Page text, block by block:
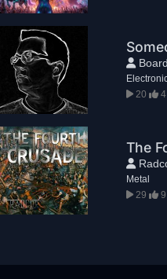
20
4
The
Metal
29
9